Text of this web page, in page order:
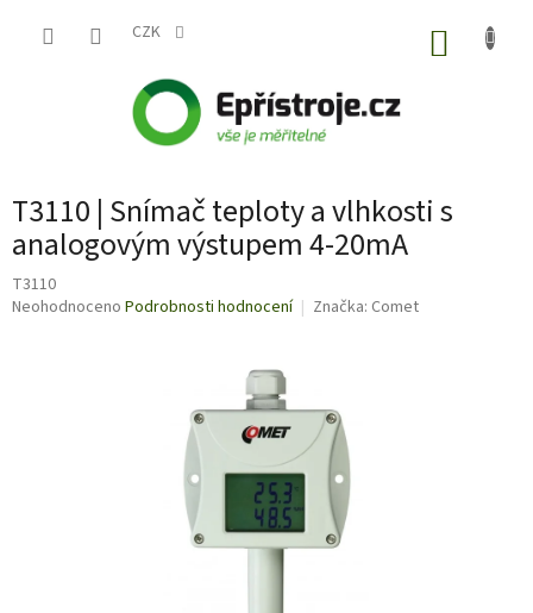
CZK
T3110 | Snímač teploty a vlhkosti s
analogovým výstupem 4-20mA
T3110
Průměrné
Neohodnoceno Podrobnosti hodnocení Značka: Comet